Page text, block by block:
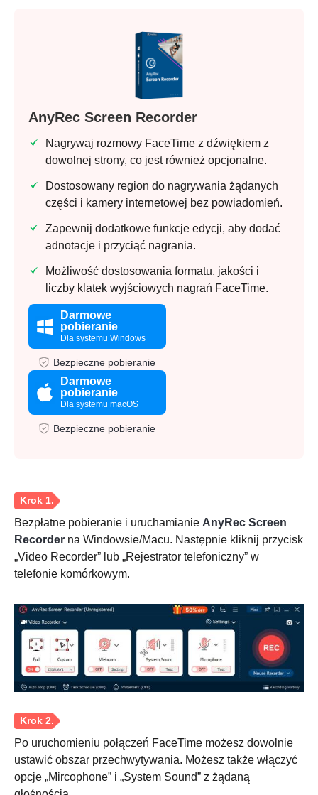
AnyRec Screen Recorder
Nagrywaj rozmowy FaceTime z dźwiękiem z
dowolnej strony, co jest również opcjonalne.
Dostosowany region do nagrywania żądanych
części i kamery internetowej bez powiadomień.
Zapewnij dodatkowe funkcje edycji, aby dodać
adnotacje i przyciąć nagrania.
Możliwość dostosowania formatu, jakości i
liczby klatek wyjściowych nagrań FaceTime.
Darmowe
pobieranie
Dla systemu Windows
Bezpieczne pobieranie
Darmowe
pobieranie
Dla systemu macOS
Bezpieczne pobieranie
Bezpłatne pobieranie i uruchamianie AnyRec Screen
Recorder na Windowsie/Macu. Następnie kliknij przycisk
„Video Recorder” lub „Rejestrator telefoniczny” w
telefonie komórkowym.
Po uruchomieniu połączeń FaceTime możesz dowolnie
ustawić obszar przechwytywania. Możesz także włączyć
opcje „Mircophone” i „System Sound” z żądaną